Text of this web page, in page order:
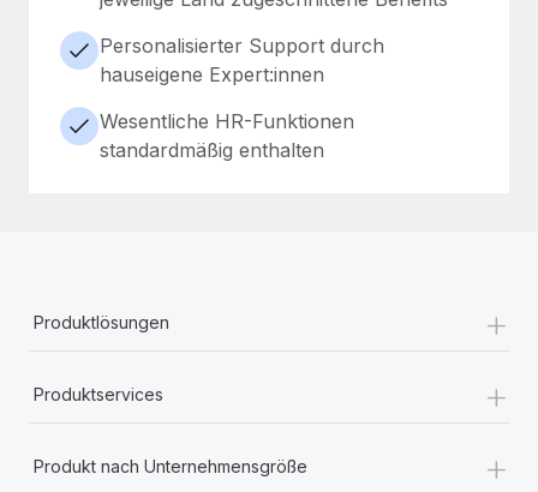
Personalisierter Support durch
hauseigene Expert:innen
Wesentliche HR-Funktionen
standardmäßig enthalten
Produktlösungen +
Produktservices +
Produkt nach Unternehmensgröße +